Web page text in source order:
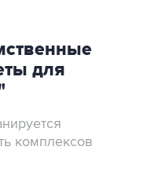
для
комплексов